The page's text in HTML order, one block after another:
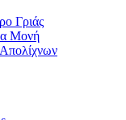
Γριάς
Μονή